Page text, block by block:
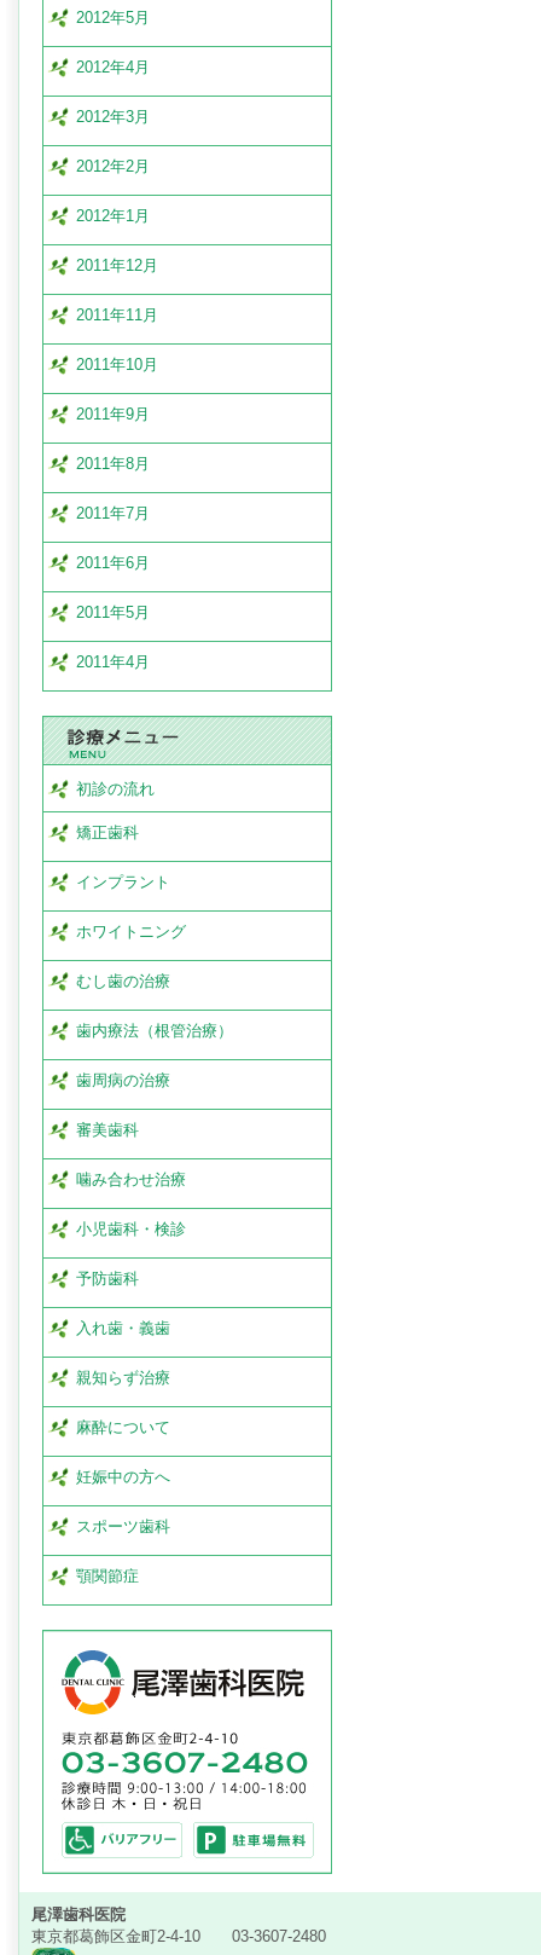
2012年5月
2012年4月
2012年3月
2012年2月
2012年1月
2011年12月
2011年11月
2011年10月
2011年9月
2011年8月
2011年7月
2011年6月
2011年5月
2011年4月
初診の流れ
矯正歯科
インプラント
ホワイトニング
むし歯の治療
歯内療法（根管治療）
歯周病の治療
審美歯科
噛み合わせ治療
小児歯科・検診
予防歯科
入れ歯・義歯
親知らず治療
麻酔について
妊娠中の方へ
スポーツ歯科
顎関節症
尾澤歯科医院
東京都葛飾区金町2-4-10 03-3607-2480